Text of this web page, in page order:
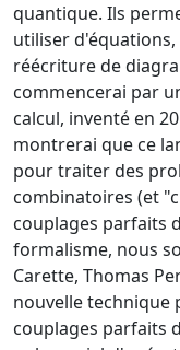
quantique. Ils
utiliser
réécriture de
commencerai par
calcul, inventé en
montrerai que ce
pour traiter des
combinatoires (et
couplages parfaits
formalisme, nous
Carette, Thomas
nouvelle technique
couplages parfaits